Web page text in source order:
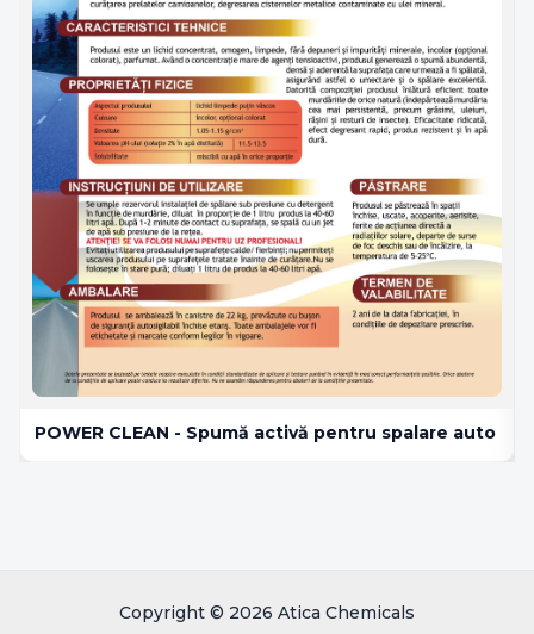
POWER CLEAN - Spumă activă pentru spalare auto
Copyright © 2026 Atica Chemicals